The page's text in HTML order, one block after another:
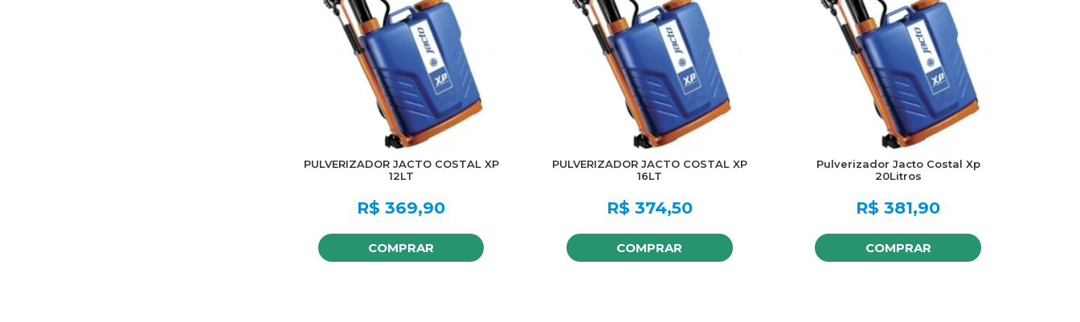
PULVERIZADOR JACTO COSTAL XP
12LT
R$ 369,90
COMPRAR
PULVERIZADOR JACTO COSTAL XP
16LT
R$ 374,50
COMPRAR
Pulverizador Jacto Costal Xp
20Litros
R$ 381,90
COMPRAR